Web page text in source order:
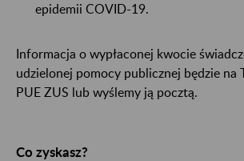
epidemii COVID-19.
Informacja o wypłaconej kwocie
udzielonej pomocy publicznej będzie na
PUE ZUS lub wyślemy ją pocztą.
Co zyskasz?